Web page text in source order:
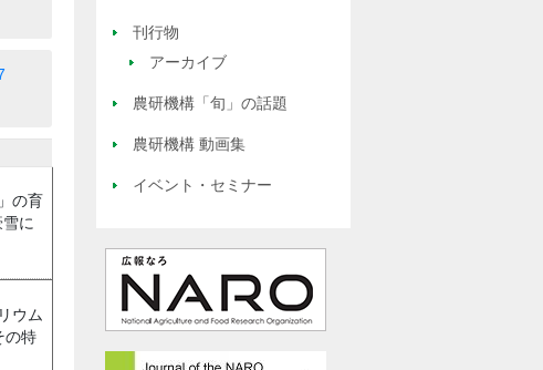
の育
に
ウム
の特
刊行物
アーカイブ
農研機構「旬」の話題
農研機構 動画集
イベント・セミナー